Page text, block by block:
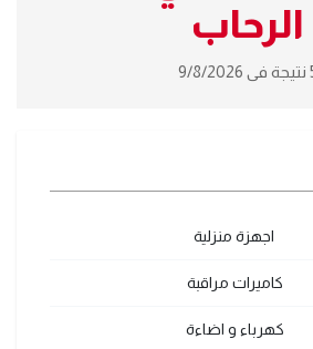
الرحاب
اجهزة منزلية
كاميرات مراقبة
كهرباء و اضاءة